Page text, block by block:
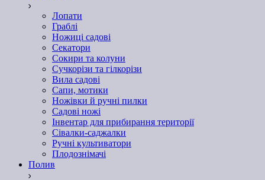
Лопати
Граблі
Ножиці садові
Секатори
Сокири та колуни
Сучкорізи та гілкорізи
Вила садові
Сапи, мотики
Ножівки й ручні пилки
Садові ножі
Інвентар для прибирання території
Сівалки-саджалки
Ручні культиватори
Плодознімачі
Полив